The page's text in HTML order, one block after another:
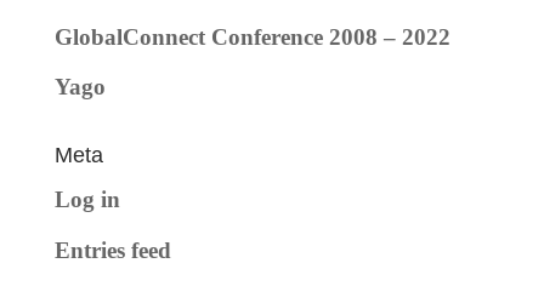
GlobalConnect Conference 2008 – 2022
Yago
Meta
Log in
Entries feed